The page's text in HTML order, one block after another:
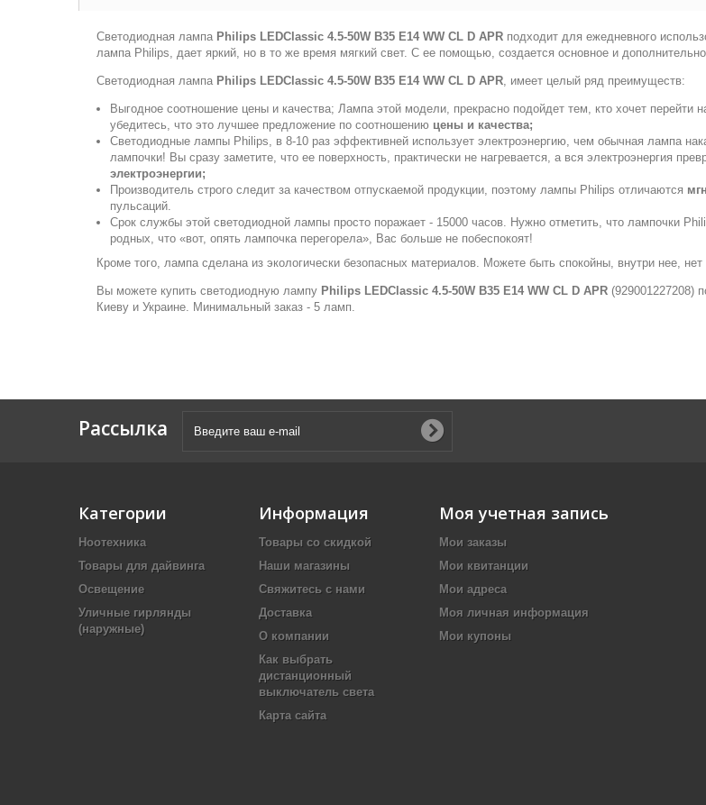
Светодиодная лампа Philips LEDClassic 4.5-50W B35 E14 WW CL D APR подходит для ежедневного
лампа Philips, дает яркий, но в то же время мягкий свет. С ее помощью, создается основное и
Светодиодная лампа Philips LEDClassic 4.5-50W B35 E14 WW CL D APR, имеет целый ряд преимуществ:
Выгодное соотношение цены и качества; Лампа этой модели, прекрасно подойдет тем, кто хочет
убедитесь, что это лучшее предложение по соотношению цены и качества;
Светодиодные лампы Philips, в 8-10 раз эффективней использует электроэнергию, чем обычная лампа
лампочки! Вы сразу заметите, что ее поверхность, практически не нагревается, а вся электроэнергия
электроэнергии;
Производитель строго следит за качеством отпускаемой продукции, поэтому лампы Philips отличаются
пульсаций.
Срок службы этой светодиодной лампы просто поражает - 15000 часов. Нужно отметить, что лампочки
родных, что «вот, опять лампочка перегорела», Вас больше не побеспокоят!
Кроме того, лампа сделана из экологически безопасных материалов. Можете быть спокойны, внутри нее,
Вы можете купить светодиодную лампу Philips LEDClassic 4.5-50W B35 E14 WW CL D APR (929001227208)
Киеву и Украине. Минимальный заказ - 5 ламп.
Рассылка
Категории
Ноотехника
Товары для дайвинга
Освещение
Уличные гирлянды
(наружные)
Информация
Товары со скидкой
Наши магазины
Свяжитесь с нами
Доставка
О компании
Как выбрать
дистанционный
выключатель света
Карта сайта
Моя учетная запись
Мои заказы
Мои квитанции
Мои адреса
Моя личная информация
Мои купоны